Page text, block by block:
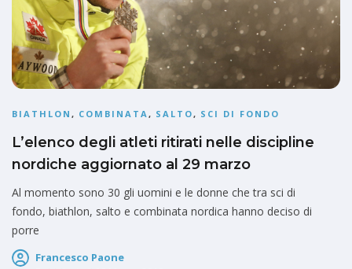
BIATHLON , COMBINATA, SALTO, SCI DI FONDO
L’elenco degli atleti ritirati nelle discipline
nordiche aggiornato al 29 marzo
Al momento sono 30 gli uomini e le donne che tra sci di
fondo, biathlon, salto e combinata nordica hanno deciso di
porre
Francesco Paone